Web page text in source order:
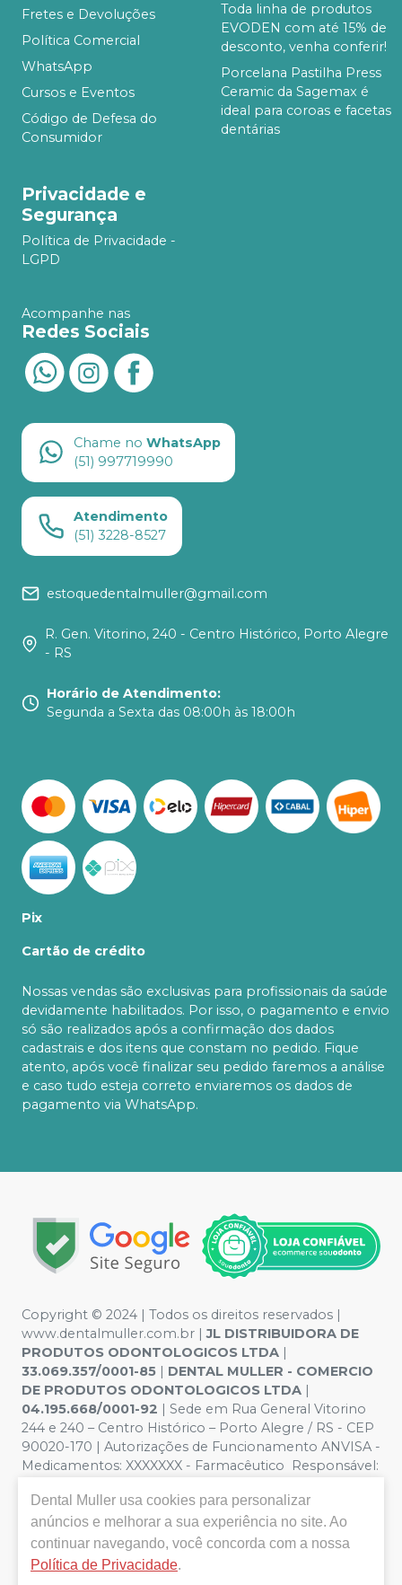
Fretes e Devoluções
Política Comercial
WhatsApp
Cursos e Eventos
Código de Defesa do
Consumidor
Toda linha de produtos
EVODEN com até 15% de
desconto, venha conferir!
Porcelana Pastilha Press
Ceramic da Sagemax é
ideal para coroas e facetas
dentárias
Privacidade e
Segurança
Política de Privacidade -
LGPD
Acompanhe nas
Redes Sociais
Chame no WhatsApp
(51) 997719990
Atendimento
(51) 3228-8527
estoquedentalmuller@gmail.com
R. Gen. Vitorino, 240 - Centro Histórico, Porto Alegre
- RS
Horário de Atendimento:
Segunda a Sexta das 08:00h às 18:00h
Pix
Cartão de crédito
Nossas vendas são exclusivas para profissionais da saúde
devidamente habilitados. Por isso, o pagamento e envio
só são realizados após a confirmação dos dados
cadastrais e dos itens que constam no pedido. Fique
atento, após você finalizar seu pedido faremos a análise
e caso tudo esteja correto enviaremos os dados de
pagamento via WhatsApp.
Copyright © 2024 | Todos os direitos reservados |
www.dentalmuller.com.br |JL DISTRIBUIDORA DE
PRODUTOS ODONTOLOGICOS LTDA |
33.069.357/0001-85 | DENTAL MULLER - COMERCIO
DE PRODUTOS ODONTOLOGICOS LTDA |
04.195.668/0001-92 | Sede em Rua General Vitorino
244 e 240 – Centro Histórico – Porto Alegre / RS - CEP
90020-170 | Autorizações de Funcionamento ANVISA -
Medicamentos: XXXXXXX - Farmacêutico Responsável:
Segurança - Fotos meramente ilustrativas - Os preços e
condições da loja virtual estão sujeitos a alterações. Em
caso de divergência de preços no site, o valor válido é o
do Carrinho de Compra. Não vendemos por atacado,
Dental Muller usa cookies para personalizar
anúncios e melhorar a sua experiência no site. Ao
continuar navegando, você concorda com a nossa
Política de Privacidade.